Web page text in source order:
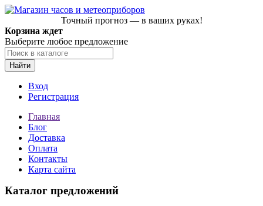
Точный прогноз — в ваших руках!
Корзина ждет
Выберите любое предложение
Найти
Вход
Регистрация
Главная
Блог
Доставка
Оплата
Контакты
Карта сайта
Каталог предложений